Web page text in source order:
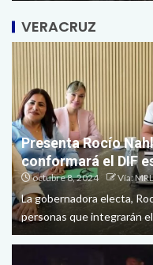
VERACRUZ
Presenta Rocío
conformará el DIF
octubre 8, 2024 Vía:
La gobernadora electa,
personas que integrarán